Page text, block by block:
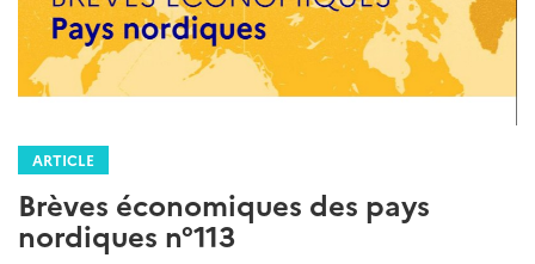
ARTICLE
Brèves économiques des pays
nordiques n°113